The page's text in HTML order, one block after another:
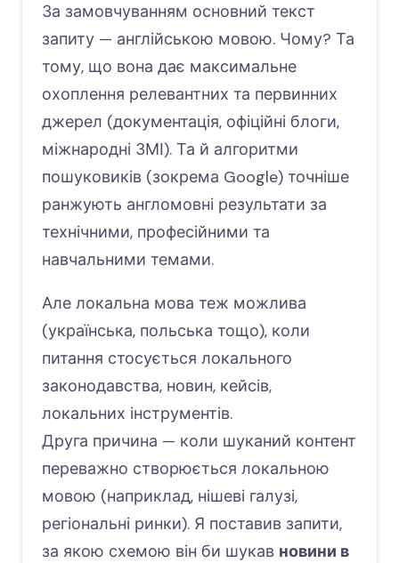
За замовчуванням основний текст
запиту — англійською мовою. Чому? Та
тому, що вона дає максимальне
охоплення релевантних та первинних
джерел (документація, офіційні блоги,
міжнародні ЗМІ). Та й алгоритми
пошуковиків (зокрема Google) точніше
ранжують англомовні результати за
технічними, професійними та
навчальними темами.
Але локальна мова теж можлива
(українська, польська тощо), коли
питання стосується локального
законодавства, новин, кейсів,
локальних інструментів.
Друга причина — коли шуканий контент
переважно створюється локальною
мовою (наприклад, нішеві галузі,
регіональні ринки). Я поставив запити,
за якою схемою він би шукав новини в